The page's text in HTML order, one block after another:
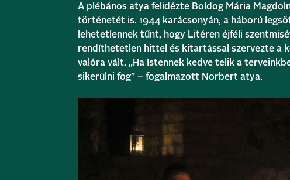
A plébános atya felidézte Boldog Mária
történetét is. 1944 karácsonyán, a háború
lehetetlennek tűnt, hogy Litéren éjféli
rendíthetetlen hittel és kitartással szervezte a
valóra vált. „Ha Istennek kedve telik a
sikerülni fog” – fogalmazott Norbert atya.